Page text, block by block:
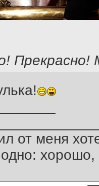
Прекрасно!
от меня